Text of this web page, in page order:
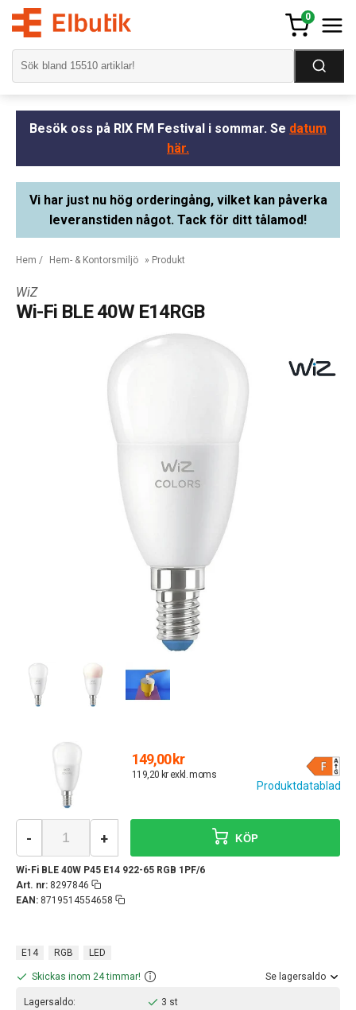
0
Besök oss på RIX FM Festival i sommar. Se datum
här.
Vi har just nu hög orderingång, vilket kan påverka
leveranstiden något. Tack för ditt tålamod!
Hem / Hem- & Kontorsmiljö » Produkt
WiZ
Wi-Fi BLE 40W E14RGB
Produktdatablad
149,00 kr
119,20 kr exkl. moms
Wi-Fi BLE 40W P45 E14 922-65 RGB 1PF/6
Art. nr: 8297846
EAN: 8719514554658
- + KÖP
E14 RGB LED
Skickas inom 24 timmar! Se lagersaldo
Lagersaldo:
3 st